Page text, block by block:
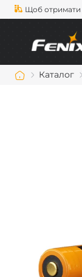
Щоб отримати
Каталог